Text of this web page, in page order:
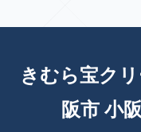
きむら宝ク
阪市 小